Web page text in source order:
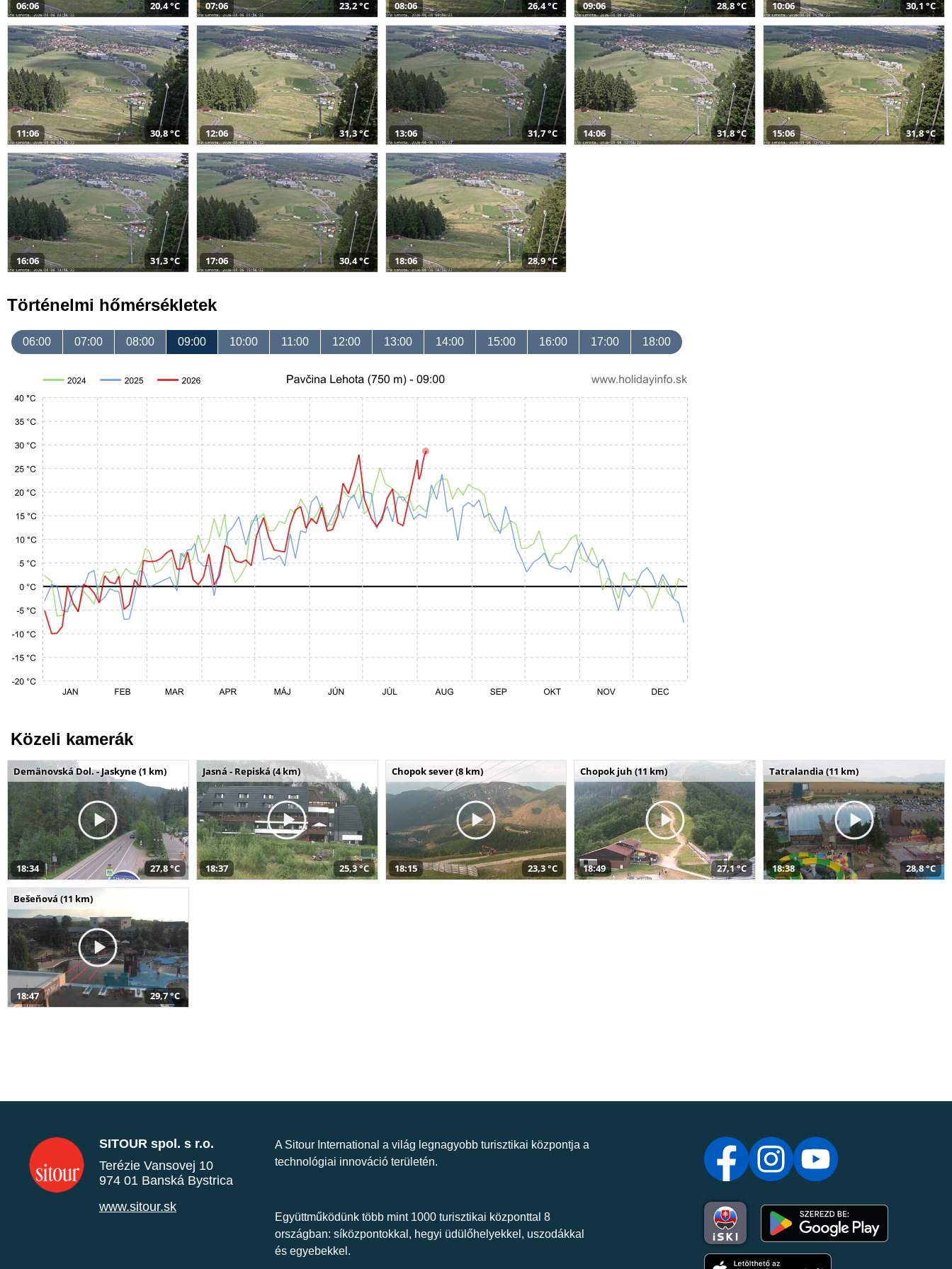
06:06 20,4 °C 07:06 23,2 °C 08:06 26,4 °C 09:06 28,8 °C 10:06 30,1 °C
11:06 30,8 °C 12:06 31,3 °C 13:06 31,7 °C 14:06 31,8 °C 15:06 31,8 °C
16:06 31,3 °C 17:06 30,4 °C 18:06 28,9 °C
Történelmi hőmérsékletek
06:00 07:00 08:00 09:00 10:00 11:00 12:00 13:00 14:00 15:00 16:00 17:00 18:00
Közeli kamerák
Demänovská Dol. - Jaskyne (1 km)
18:34 27,8 °C
Jasná - Repiská (4 km)
18:37 25,3 °C
Chopok sever (8 km)
18:15 23,3 °C
Chopok juh (11 km)
18:49 27,1 °C
Tatralandia (11 km)
18:38 28,8 °C
Bešeňová (11 km)
18:47 29,7 °C
SITOUR spol. s r.o.
Terézie Vansovej 10
974 01 Banská Bystrica
www.sitour.sk
A Sitour International a világ legnagyobb turisztikai központja a
technológiai innováció területén.
Együttműködünk több mint 1000 turisztikai központtal 8
országban: síközpontokkal, hegyi üdülőhelyekkel, uszodákkal
és egyebekkel.